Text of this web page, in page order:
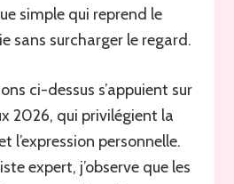
simple qui reprend le
sans surcharger le regard.
ci-dessus s’appuient sur
2026, qui privilégient la
l’expression personnelle.
expert, j’observe que les